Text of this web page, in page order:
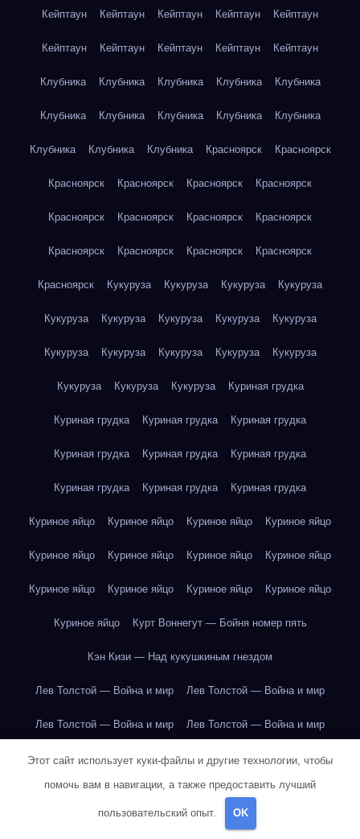
Кейптаун Кейптаун Кейптаун Кейптаун Кейптаун
Кейптаун Кейптаун Кейптаун Кейптаун Кейптаун
Клубника Клубника Клубника Клубника Клубника
Клубника Клубника Клубника Клубника Клубника
Клубника Клубника Клубника Красноярск Красноярск
Красноярск Красноярск Красноярск Красноярск
Красноярск Красноярск Красноярск Красноярск
Красноярск Красноярск Красноярск Красноярск
Красноярск Кукуруза Кукуруза Кукуруза Кукуруза
Кукуруза Кукуруза Кукуруза Кукуруза Кукуруза
Кукуруза Кукуруза Кукуруза Кукуруза Кукуруза
Кукуруза Кукуруза Кукуруза Куриная грудка
Куриная грудка Куриная грудка Куриная грудка
Куриная грудка Куриная грудка Куриная грудка
Куриная грудка Куриная грудка Куриная грудка
Куриное яйцо Куриное яйцо Куриное яйцо Куриное яйцо
Куриное яйцо Куриное яйцо Куриное яйцо Куриное яйцо
Куриное яйцо Куриное яйцо Куриное яйцо Куриное яйцо
Куриное яйцо Курт Воннегут — Бойня номер пять
Кэн Кизи — Над кукушкиным гнездом
Лев Толстой — Война и мир Лев Толстой — Война и мир
Лев Толстой — Война и мир Лев Толстой — Война и мир
Лев Толстой — Война и мир Лев Толстой — Война и мир
Лев Толстой — Война и мир Лев Толстой — Война и мир
Лев Толстой — Война и мир
Этот сайт использует куки-файлы и другие технологии, чтобы
помочь вам в навигации, а также предоставить лучший
пользовательский опыт. OK